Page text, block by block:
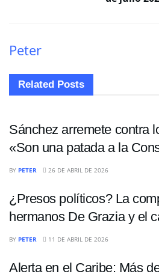
Peter
Related Posts
INTERNACIONALES
Sánchez arremete contra
«Son una patada a la
BY PETER 26 DE ABRIL DE 2026
¿Presos políticos? La
hermanos De Grazia y el
BY PETER 11 DE ABRIL DE 2026
Alerta en el Caribe: Más